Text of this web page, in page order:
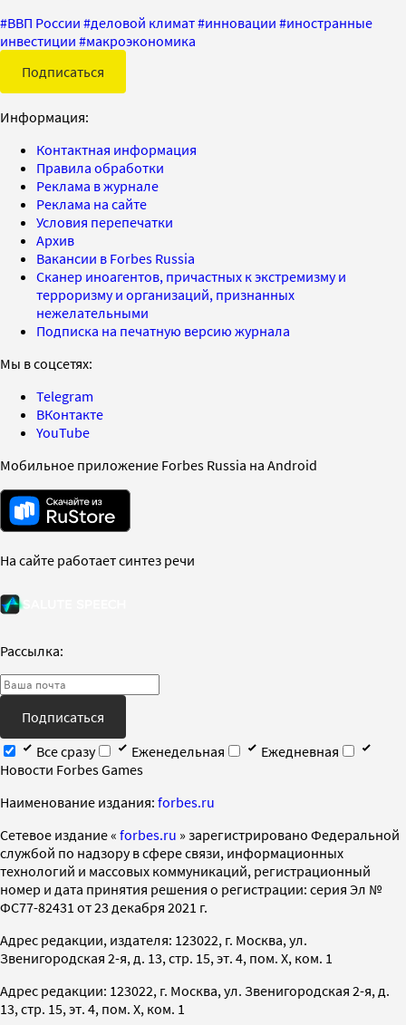
#ВВП России #деловой климат#инновации #иностранные
инвестиции #макроэкономика
Подписаться
Информация:
Контактная информация
Правила обработки
Реклама в журнале
Реклама на сайте
Условия перепечатки
Архив
Вакансии в Forbes Russia
Сканер иноагентов, причастных к экстремизму и
терроризму и организаций, признанных
нежелательными
Подписка на печатную версию журнала
Мы в соцсетях:
Telegram
ВКонтакте
YouTube
Мобильное приложение Forbes Russia на Android
На сайте работает синтез речи
Рассылка:
Подписаться
Все сразу
Еженедельная
Ежедневная
Новости Forbes Games
Наименование издания: forbes.ru
Cетевое издание « forbes.ru » зарегистрировано Федеральной
службой по надзору в сфере связи, информационных
технологий и массовых коммуникаций, регистрационный
номер и дата принятия решения о регистрации: серия Эл №
ФС77-82431 от 23 декабря 2021 г.
Адрес редакции, издателя: 123022, г. Москва, ул.
Звенигородская 2-я, д. 13, стр. 15, эт. 4, пом. X, ком. 1
Адрес редакции: 123022, г. Москва, ул. Звенигородская 2-я, д.
13, стр. 15, эт. 4, пом. X, ком. 1